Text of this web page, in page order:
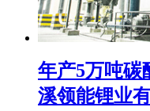
年产5万吨碳
溪领能锂业